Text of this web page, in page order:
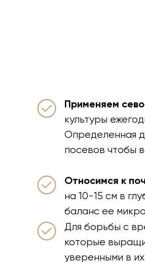
Применяем
культуры
Определенная
посевов чтобы
Относимся к
на 10-15 см в
баланс ее
Для борьбы с
которые
уверенными в